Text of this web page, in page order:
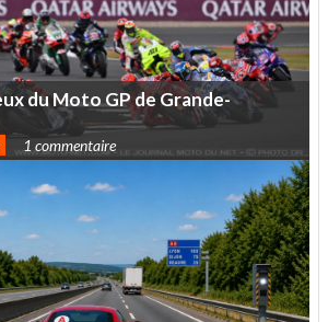
duMotoGPdeGrande-
1 commentaire